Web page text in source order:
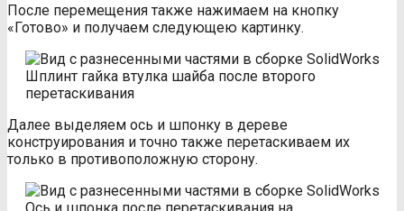
После перемещения также нажимаем на кнопку
«Готово» и получаем следующею картинку.
Шплинт гайка втулка шайба после второго
перетаскивания
Далее выделяем ось и шпонку в дереве
конструирования и точно также перетаскиваем их
только в противоположную сторону.